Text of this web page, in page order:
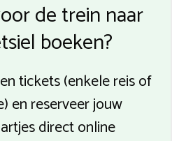
de trein naar
boeken?
tickets (enkele reis of
en reserveer jouw
direct online